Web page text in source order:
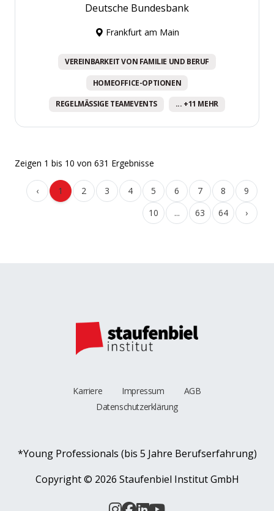
Deutsche Bundesbank
Frankfurt am Main
VEREINBARKEIT VON FAMILIE UND BERUF
HOMEOFFICE-OPTIONEN
REGELMÄSSIGE TEAMEVENTS ... +11 MEHR
Zeigen 1 bis 10 von 631 Ergebnisse
‹ 1 2 3 4 5 6 7 8
9
10
... 63 64 ›
Karriere Impressum
AGB
Datenschutzerklärung
*Young Professionals (bis 5 Jahre Berufserfahrung)
Copyright © 2026 Staufenbiel Institut GmbH